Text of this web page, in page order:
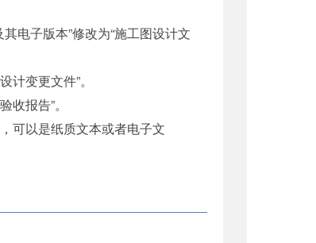
电子版本”修改为“施工图设计文
变更文件”。
报告”。
可以是纸质文本或者电子文